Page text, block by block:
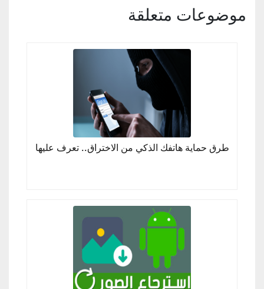
موضوعات متعلقة
طرق حماية هاتفك الذكي من الاختراق.. تعرف عليها